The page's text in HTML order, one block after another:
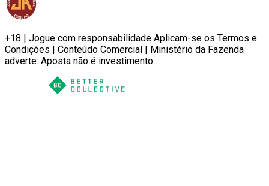
+18 | Jogue com responsabilidade Aplicam-se os Termos e
Condições | Conteúdo Comercial | Ministério da Fazenda
adverte: Aposta não é investimento.